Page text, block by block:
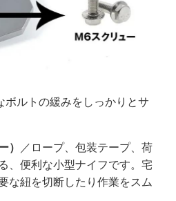
ボルトの緩みをしっかりとサ
）
／ロープ、包装テープ、荷
、便利な小型ナイフです。宅
な紐を切断したり作業をスム